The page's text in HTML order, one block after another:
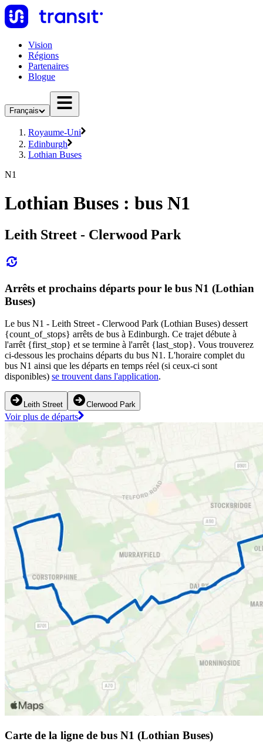
Vision
Régions
Partenaires
Blogue
Français
Royaume-Uni
Edinburgh
Lothian Buses
N1
Lothian Buses : bus N1
Leith Street - Clerwood Park
Arrêts et prochains départs pour le bus N1 (Lothian
Buses)
Le bus N1 - Leith Street - Clerwood Park (Lothian Buses) dessert
{count_of_stops} arrêts de bus à Edinburgh. Ce trajet débute à
l'arrêt {first_stop} et se termine à l'arrêt {last_stop}. Vous trouverez
ci-dessous les prochains départs du bus N1. L'horaire complet du
bus N1 ainsi que les départs en temps réel (si ceux-ci sont
disponibles) se trouvent dans l'application.
Leith Street Clerwood Park
Voir plus de départs
Carte de la ligne de bus N1 (Lothian Buses)